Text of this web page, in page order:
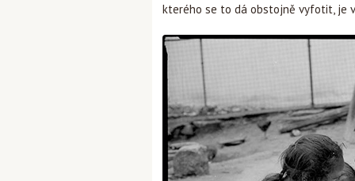
kterého se to dá obstojně vyfotit, je